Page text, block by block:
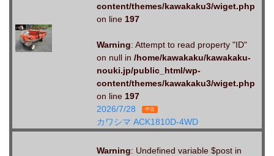
content/themes/kawakaku3/wiget.php
on line 197
Warning: Attempt to read property "ID"
on null in /home/kawakaku/kawakaku-
nouki.jp/public_html/wp-
content/themes/kawakaku3/wiget.php
on line 197
2026/7/28
中古
カワシマ ACK1810D-4WD
Warning: Undefined variable $post in